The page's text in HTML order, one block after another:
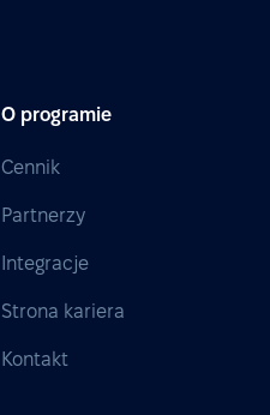
O programie
Cennik
Partnerzy
Integracje
Strona kariera
Kontakt